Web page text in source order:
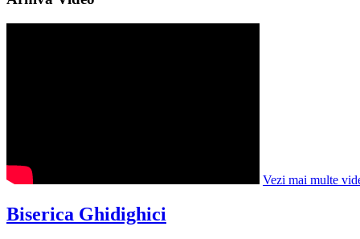
Vezi mai multe
Biserica Ghidighici